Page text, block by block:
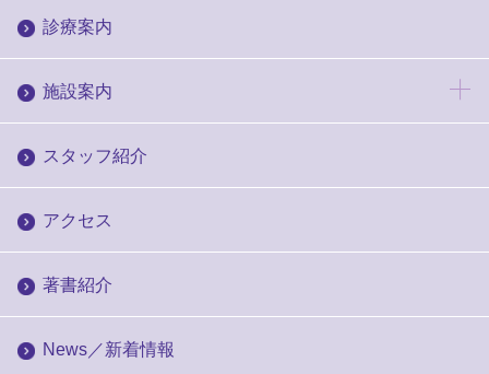
診療案内
施設案内
スタッフ紹介
アクセス
著書紹介
News／新着情報